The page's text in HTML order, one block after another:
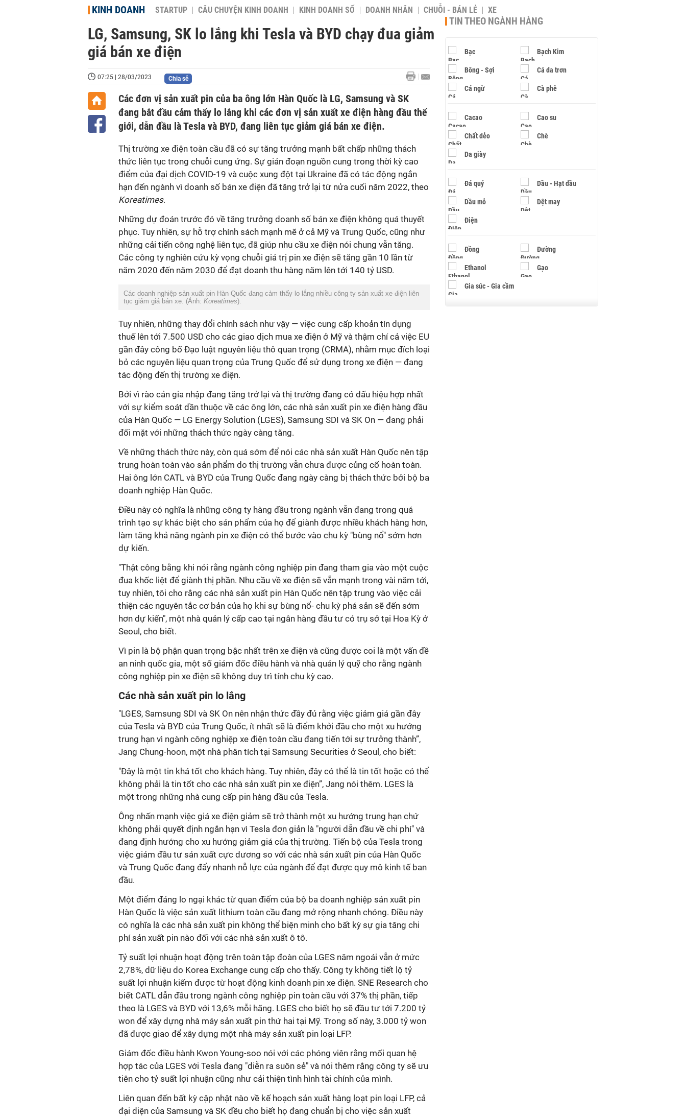
KINH DOANH STARTUP CÂU CHUYỆN KINH DOANH KINH DOANH SỐ DOANH NHÂN CHUỖI - BÁN LẺ XE
LG, Samsung, SK lo lắng khi Tesla và BYD chạy đua giảm
giá bán xe điện
07:25 | 28/03/2023 Chia sẻ
Các đơn vị sản xuất pin của ba ông lớn Hàn Quốc là LG, Samsung và SK
đang bắt đầu cảm thấy lo lắng khi các đơn vị sản xuất xe điện hàng đầu thế
giới, dẫn đầu là Tesla và BYD, đang liên tục giảm giá bán xe điện.
Thị trường xe điện toàn cầu đã có sự tăng trưởng mạnh bất chấp những thách
thức liên tục trong chuỗi cung ứng. Sự gián đoạn nguồn cung trong thời kỳ cao
điểm của đại dịch COVID-19 và cuộc xung đột tại Ukraine đã có tác động ngắn
hạn đến ngành vì doanh số bán xe điện đã tăng trở lại từ nửa cuối năm 2022, theo
Koreatimes.
Những dự đoán trước đó về tăng trưởng doanh số bán xe điện không quá thuyết
phục. Tuy nhiên, sự hỗ trợ chính sách mạnh mẽ ở cả Mỹ và Trung Quốc, cũng như
những cải tiến công nghệ liên tục, đã giúp nhu cầu xe điện nói chung vẫn tăng.
Các công ty nghiên cứu kỳ vọng chuỗi giá trị pin xe điện sẽ tăng gần 10 lần từ
năm 2020 đến năm 2030 để đạt doanh thu hàng năm lên tới 140 tỷ USD.
Các doanh nghiệp sản xuất pin Hàn Quốc đang cảm thấy lo lắng nhiều công ty sản xuất xe điện liên
tục giảm giá bán xe. (Ảnh: Koreatimes).
Tuy nhiên, những thay đổi chính sách như vậy ― việc cung cấp khoản tín dụng
thuế lên tới 7.500 USD cho các giao dịch mua xe điện ở Mỹ và thậm chí cả việc EU
gần đây công bố Đạo luật nguyên liệu thô quan trọng (CRMA), nhằm mục đích loại
bỏ các nguyên liệu quan trọng của Trung Quốc để sử dụng trong xe điện ― đang
tác động đến thị trường xe điện.
Bởi vì rào cản gia nhập đang tăng trở lại và thị trường đang có dấu hiệu hợp nhất
với sự kiểm soát dần thuộc về các ông lớn, các nhà sản xuất pin xe điện hàng đầu
của Hàn Quốc ― LG Energy Solution (LGES), Samsung SDI và SK On ― đang phải
đối mặt với những thách thức ngày càng tăng.
Về những thách thức này, còn quá sớm để nói các nhà sản xuất Hàn Quốc nên tập
trung hoàn toàn vào sản phẩm do thị trường vẫn chưa được củng cố hoàn toàn.
Hai ông lớn CATL và BYD của Trung Quốc đang ngày càng bị thách thức bởi bộ ba
doanh nghiệp Hàn Quốc.
Điều này có nghĩa là những công ty hàng đầu trong ngành vẫn đang trong quá
trình tạo sự khác biệt cho sản phẩm của họ để giành được nhiều khách hàng hơn,
làm tăng khả năng ngành pin xe điện có thể bước vào chu kỳ "bùng nổ" sớm hơn
dự kiến.
"Thật công bằng khi nói rằng ngành công nghiệp pin đang tham gia vào một cuộc
đua khốc liệt để giành thị phần. Nhu cầu về xe điện sẽ vẫn mạnh trong vài năm tới,
tuy nhiên, tôi cho rằng các nhà sản xuất pin Hàn Quốc nên tập trung vào việc cải
thiện các nguyên tắc cơ bản của họ khi sự bùng nổ- chu kỳ phá sản sẽ đến sớm
hơn dự kiến", một nhà quản lý cấp cao tại ngân hàng đầu tư có trụ sở tại Hoa Kỳ ở
Seoul, cho biết.
Vì pin là bộ phận quan trọng bậc nhất trên xe điện và cũng được coi là một vấn đề
an ninh quốc gia, một số giám đốc điều hành và nhà quản lý quỹ cho rằng ngành
công nghiệp pin xe điện sẽ không duy trì tính chu kỳ cao.
Các nhà sản xuất pin lo lắng
"LGES, Samsung SDI và SK On nên nhận thức đầy đủ rằng việc giảm giá gần đây
của Tesla và BYD của Trung Quốc, ít nhất sẽ là điểm khởi đầu cho một xu hướng
trung hạn vì ngành công nghiệp xe điện toàn cầu đang tiến tới sự trưởng thành”,
Jang Chung-hoon, một nhà phân tích tại Samsung Securities ở Seoul, cho biết:
"Đây là một tin khá tốt cho khách hàng. Tuy nhiên, đây có thể là tin tốt hoặc có thể
không phải là tin tốt cho các nhà sản xuất pin xe điện”, Jang nói thêm. LGES là
một trong những nhà cung cấp pin hàng đầu của Tesla.
Ông nhấn mạnh việc giá xe điện giảm sẽ trở thành một xu hướng trung hạn chứ
không phải quyết định ngắn hạn vì Tesla đơn giản là "người dẫn đầu về chi phí" và
đang định hướng cho xu hướng giảm giá của thị trường. Tiến bộ của Tesla trong
việc giảm đầu tư sản xuất cực dương so với các nhà sản xuất pin của Hàn Quốc
và Trung Quốc đang đẩy nhanh nỗ lực của ngành để đạt được quy mô kinh tế ban
đầu.
Một điểm đáng lo ngại khác từ quan điểm của bộ ba doanh nghiệp sản xuất pin
Hàn Quốc là việc sản xuất lithium toàn cầu đang mở rộng nhanh chóng. Điều này
có nghĩa là các nhà sản xuất pin không thể biện minh cho bất kỳ sự gia tăng chi
phí sản xuất pin nào đối với các nhà sản xuất ô tô.
Tỷ suất lợi nhuận hoạt động trên toàn tập đoàn của LGES năm ngoái vẫn ở mức
2,78%, dữ liệu do Korea Exchange cung cấp cho thấy. Công ty không tiết lộ tỷ
suất lợi nhuận kiếm được từ hoạt động kinh doanh pin xe điện. SNE Research cho
biết CATL dẫn đầu trong ngành công nghiệp pin toàn cầu với 37% thị phần, tiếp
theo là LGES và BYD với 13,6% mỗi hãng. LGES cho biết họ sẽ đầu tư tới 7.200 tỷ
won để xây dựng nhà máy sản xuất pin thứ hai tại Mỹ. Trong số này, 3.000 tỷ won
đã được giao để xây dựng một nhà máy sản xuất pin loại LFP.
Giám đốc điều hành Kwon Young-soo nói với các phóng viên rằng mối quan hệ
hợp tác của LGES với Tesla đang "diễn ra suôn sẻ" và nói thêm rằng công ty sẽ ưu
tiên cho tỷ suất lợi nhuận cũng như cải thiện tình hình tài chính của mình.
Liên quan đến bất kỳ cập nhật nào về kế hoạch sản xuất hàng loạt pin loại LFP, cả
đại diện của Samsung và SK đều cho biết họ đang chuẩn bị cho việc sản xuất
TIN THEO NGÀNH HÀNG
Bạc Bạch Kim
Bông - Sợi Cá da trơn
Cá ngừ Cà phê
Cacao Cao su
Chất dẻo Chè
Da giày
Đá quý Dầu - Hạt dầu
Dầu mỏ Dệt may
Điện
Đồng Đường
Ethanol Gạo
Gia súc - Gia cầm